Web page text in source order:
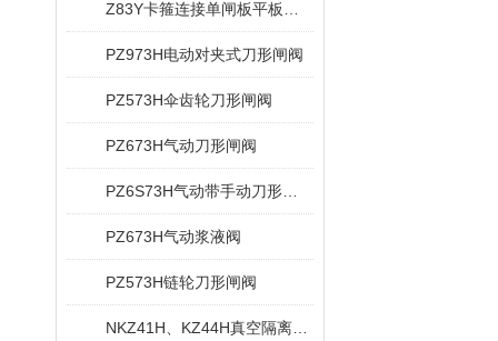
PZ973H电动对夹式刀形闸阀
PZ573H伞齿轮刀形闸阀
PZ673H气动刀形闸阀
PZ673H气动浆液阀
PZ573H链轮刀形闸阀